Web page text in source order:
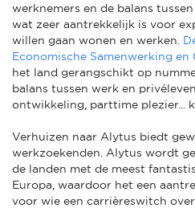
werknemers en de balans
wat zeer aantrekkelijk is voor
willen gaan wonen en werken.
Economische Samenwerking
het land gerangschikt op
balans tussen werk en
ontwikkeling, parttime plezier...
Verhuizen naar Alytus biedt
werkzoekenden. Alytus wordt
de landen met de meest
Europa, waardoor het een
voor wie een carrièreswitch